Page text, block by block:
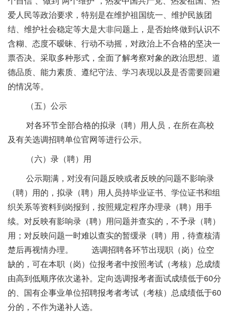
爱人民等政治要求，特别是在维护祖国统一、维护民族团
结、维护社会稳定等大是大非问题上，是否始终做到认识不
含糊、态度不暧昧、行动不动摇，对政治上不合格的坚决一
票否决。采取多种形式，全面了解考察对象的政治思想、道
德品质、能力素质、遵纪守法、学习表现以及是否需要回避
的情况等。
（五）公示
对各环节全部合格的拟录（聘）用人员，在所在高校
及有关选调招聘单位官网等进行公示。
（六）录（聘）用
公示期满，对没有问题反映或者反映的问题不影响录
（聘）用的，拟录（聘）用人员持毕业证书、学位证书和组
织关系等资料到岗报到，按照规定程序办理录（聘）用手
续。对反映有影响录（聘）用问题并查实的，不予录（聘）
用；对反映问题一时难以查实的暂缓录（聘）用，待查核清
楚后再视情办理。 选调招聘各环节出现职（岗）位空
缺的，可在本职（岗）位报考者中按照考试（考核）总成绩
由高到低顺序依次递补。定向选调报考者面试成绩低于60分
的、国有企事业单位招聘报考者考试（考核）总成绩低于60
分的，不作为递补人选。